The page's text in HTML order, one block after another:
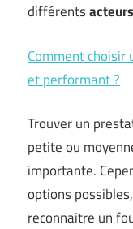
différents
Comment
et performant ?
Trouver un
petite ou
importante.
options
reconnaitre un